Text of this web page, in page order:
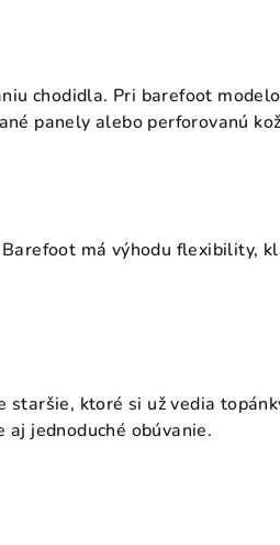
chodidla. Pri barefoot
panely alebo perforovanú
má výhodu flexibility,
staršie, ktoré si už vedia
aj jednoduché obúvanie.